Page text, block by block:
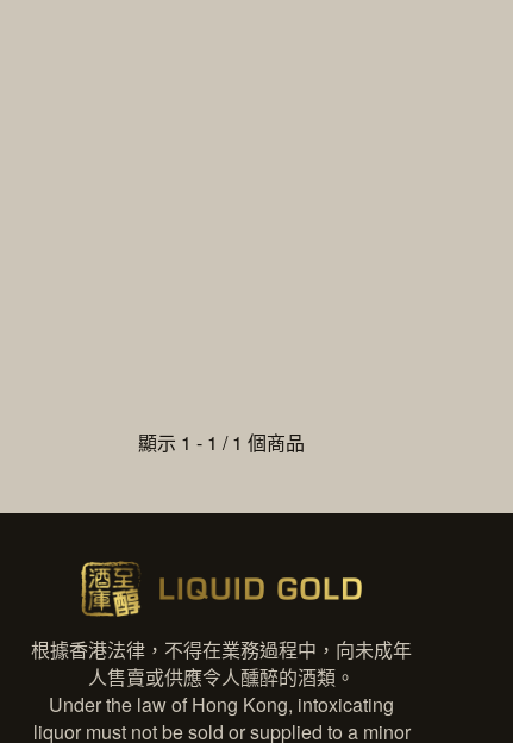
顯示 1 - 1 / 1 個商品
根據香港法律，不得在業務過程中，向未成年
人售賣或供應令人醺醉的酒類。
Under the law of Hong Kong, intoxicating
liquor must not be sold or supplied to a minor